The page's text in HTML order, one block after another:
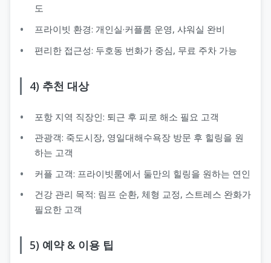
도
프라이빗 환경: 개인실·커플룸 운영, 샤워실 완비
편리한 접근성: 두호동 번화가 중심, 무료 주차 가능
4) 추천 대상
포항 지역 직장인: 퇴근 후 피로 해소 필요 고객
관광객: 죽도시장, 영일대해수욕장 방문 후 힐링을 원
하는 고객
커플 고객: 프라이빗룸에서 둘만의 힐링을 원하는 연인
건강 관리 목적: 림프 순환, 체형 교정, 스트레스 완화가
필요한 고객
5) 예약 & 이용 팁